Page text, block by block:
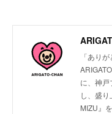
「あり
に、神
し、盛
MIZU』